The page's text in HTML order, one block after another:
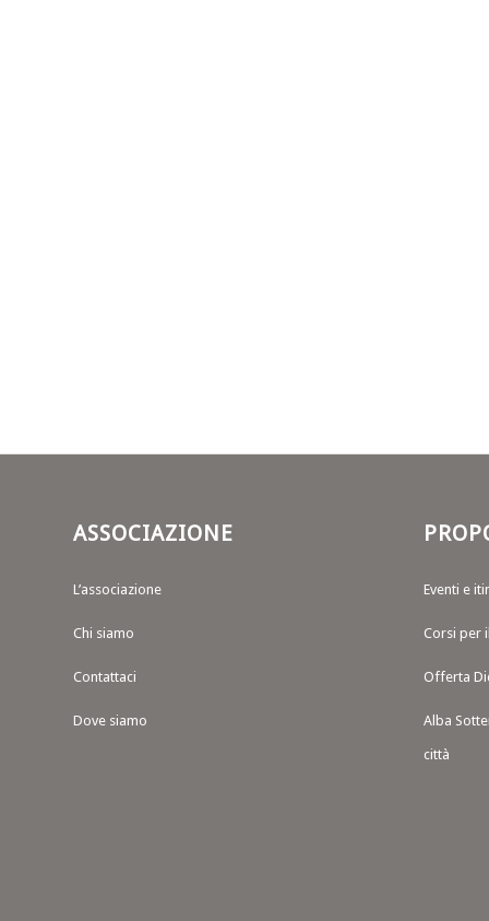
ASSOCIAZIONE
L’associazione
Chi siamo
Contattaci
Dove siamo
Eventi e
Corsi per
Offerta
Alba
città